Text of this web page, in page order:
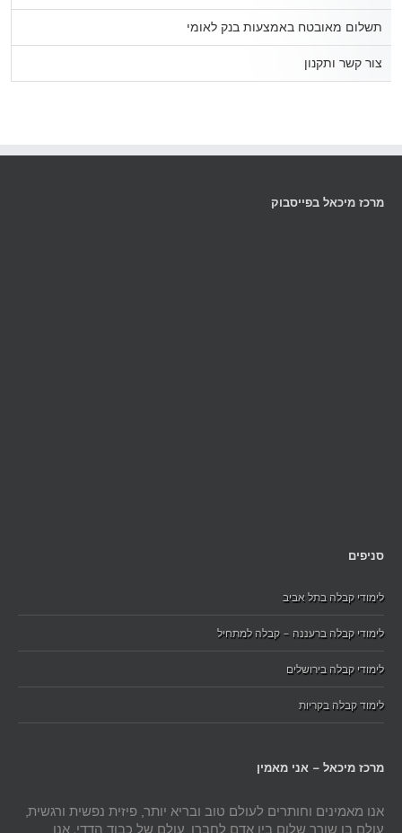
תשלום מאובטח באמצעות בנק לאומי
צור קשר ותקנון
מרכז מיכאל בפייסבוק
סניפים
לימודי קבלה בתל אביב
לימודי קבלה ברעננה – קבלה למתחיל
לימודי קבלה בירושלים
לימוד קבלה בקריות
מרכז מיכאל – אני מאמין
אנו מאמינים וחותרים לעולם טוב ובריא יותר, פיזית נפשית ורגשית,
עולם בו שורר שלום בין אדם לחברו, עולם של כבוד הדדי. אנו